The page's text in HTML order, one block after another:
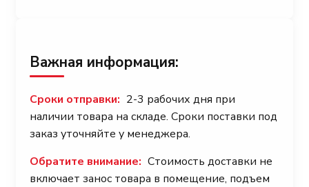
Важная информация:
Сроки отправки: 2-3 рабочих дня при
наличии товара на складе. Сроки поставки под
заказ уточняйте у менеджера.
Обратите внимание: Стоимость доставки не
включает занос товара в помещение, подъем